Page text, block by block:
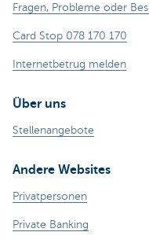
Fragen, Probleme oder
Card Stop 078 170 170
Internetbetrug melden
Über uns
Stellenangebote
Andere Websites
Privatpersonen
Private Banking